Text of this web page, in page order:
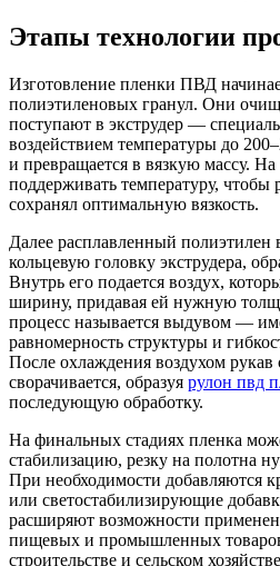
Этапы технологии
Изготовление пленки ПВД
полиэтиленовых гранул. Они
поступают в экструдер —
воздействием температуры до
и превращается в вязкую массу.
поддерживать температуру, чтобы
сохранял оптимальную вязкость.
Далее расплавленный полиэтилен
кольцевую головку экструдера,
Внутрь его подается воздух,
ширину, придавая ей нужную
процесс называется выдувом —
равномерность структуры и
После охлаждения воздухом
сворачивается, образуя рулон пвд
последующую обработку.
На финальных стадиях пленка
стабилизацию, резку на полотна
При необходимости добавляются
или светостабилизирующие
расширяют возможности
пищевых и промышленных
строительстве и сельском